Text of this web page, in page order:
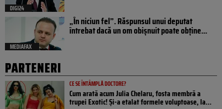
DIGI24
MEDIAFAX
„În niciun fel”. Răspunsul unui deputat
întrebat dacă un om obișnuit poate obține...
PARTENERI
CE SE ÎNTÂMPLĂ DOCTORE?
Cum arată acum Julia Chelaru, fosta membră a
trupei Exotic! Și-a etalat formele voluptoase, la...